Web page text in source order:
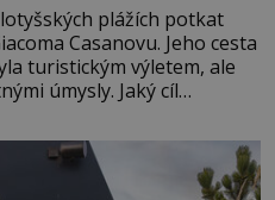
plážích potkat
Casanovu. Jeho cesta
turistickým výletem, ale
úmysly. Jaký cíl
kontaktoval tamní
oblasti žádným nováčkem,